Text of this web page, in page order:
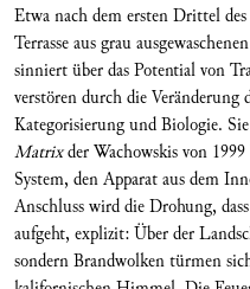
Etwa nach dem ersten Drittel
Terrasse aus grau
sinniert über das Potential von
verstören durch die Veränderung
Kategorisierung und Biologie.
Matrixder Wachowskis von
System, den Apparat aus dem
Anschluss wird die Drohung,
aufgeht, explizit: Über der
sondern Brandwolken türmen